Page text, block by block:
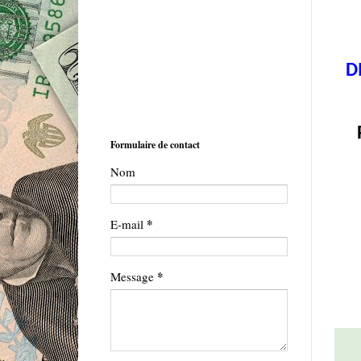
Formulaire de contact
Nom
E-mail *
Message *